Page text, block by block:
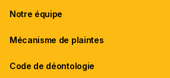
Notre équipe
Mécanisme de plaintes
Code de déontologie